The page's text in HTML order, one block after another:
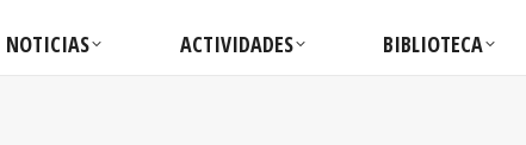
NOTICIAS ACTIVIDADES BIBLIOTECA